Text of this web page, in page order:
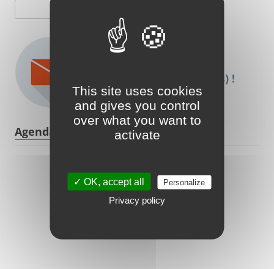
Rechercher :
newsletters (en anglais) !
Agenda
vers les îles Anglo-
Normandes avec
This site uses cookies
and gives you control
over what you want to
activate
✓ OK, accept all Personalize
Privacy policy